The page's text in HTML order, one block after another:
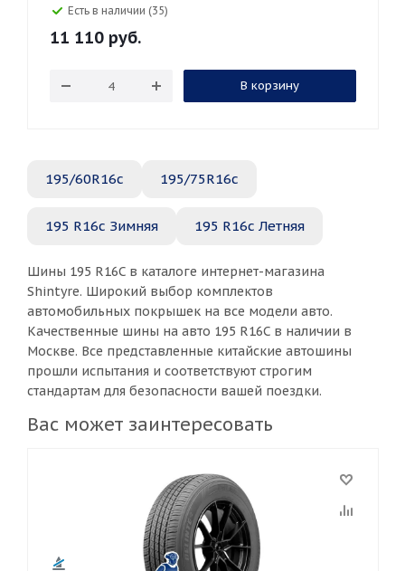
Есть в наличии (35)
11 110 руб.
В корзину
195/60R16c 195/75R16c
195 R16c Зимняя 195 R16c Летняя
Шины 195 R16C в каталоге интернет-магазина
Shintyre. Широкий выбор комплектов
автомобильных покрышек на все модели авто.
Качественные шины на авто 195 R16C в наличии в
Москве. Все представленные китайские автошины
прошли испытания и соответствуют строгим
стандартам для безопасности вашей поездки.
Вас может заинтересовать